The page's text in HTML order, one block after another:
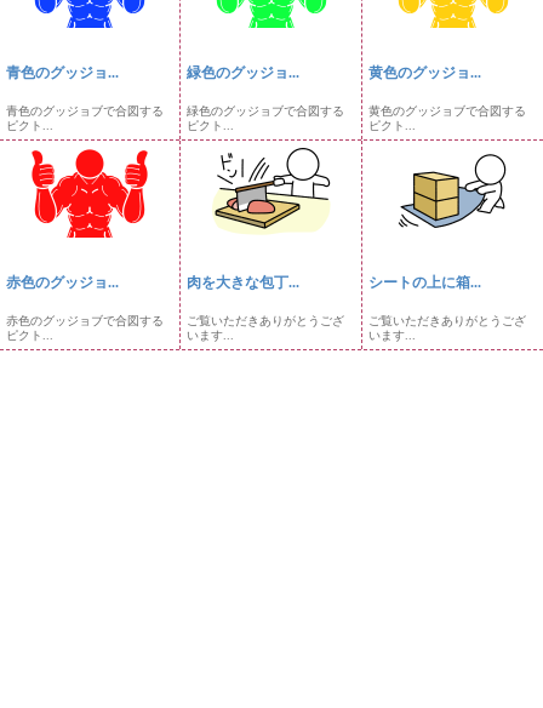
青色のグッジョ...
青色のグッジョブで合図する
ピクト...
緑色のグッジョ...
緑色のグッジョブで合図する
ピクト...
黄色のグッジョ...
黄色のグッジョブで合図する
ピクト...
赤色のグッジョ...
赤色のグッジョブで合図する
ピクト...
肉を大きな包丁...
ご覧いただきありがとうござ
います...
シートの上に箱...
ご覧いただきありがとうござ
います...